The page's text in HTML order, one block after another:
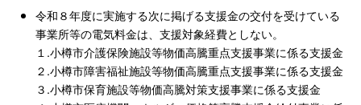
令和８年度に実施する次に掲げる支援金の交付を受けている
事業所等の電気料金は、支援対象経費としない。
１.小樽市介護保険施設等物価高騰重点支援事業に係る支援金
２.小樽市障害福祉施設等物価高騰重点支援事業に係る支援金
３.小樽市保育施設等物価高騰対策支援事業に係る支援金